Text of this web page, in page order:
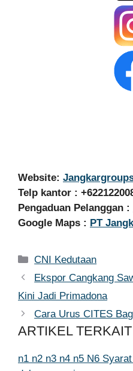
Website:
Telp kantor :
Pengaduan Pelanggan :
Google Maps : PT
Kategori
CNI Kedutaan
Ekspor Cangkang
Kini Jadi Primadona
Cara Urus CITES
ARTIKEL TERKAIT
n1 n2 n3 n4 n5 N6